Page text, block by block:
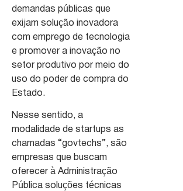
demandas públicas que
exijam solução inovadora
com emprego de tecnologia
e promover a inovação no
setor produtivo por meio do
uso do poder de compra do
Estado.
Nesse sentido, a
modalidade de startups as
chamadas “govtechs”, são
empresas que buscam
oferecer à Administração
Pública soluções técnicas